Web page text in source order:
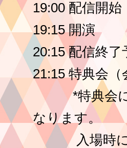
19:00 配信開始
19:15 開演
20:15 配信終了
21:15 特典会
*特典会にご
なります。
入場時に確